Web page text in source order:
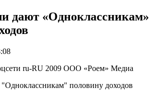
дают «Одноклассникам»
ru-RU 2009 ООО «Роем» Медиа
половину доходов